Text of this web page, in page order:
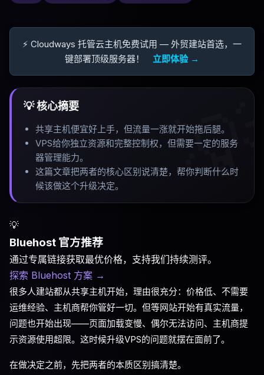
⚡ Cloudways 托管云主机免费试用 — 外贸建站首选，一
键部署顶级服务器！
立即体验 →
💡 核心摘要
共享主机便宜好上手，但流量一涨就开始拖后腿。
VPS给你独立资源和完整控制权，但需要一定的服务
器管理能力。
这篇文章把两者的核心区别说清楚，帮你判断什么时
候该做这个升级决定。
💡
Bluehost 官方推荐
通过专属链接获取最优价格，支持我们持续测评。
探索 Bluehost 方案 →
很多人建站都从共享主机开始，理由很充分：价格低、不需要
运维经验、主机商帮你管好一切。但等网站开始有真实流量，
问题也开始出现——页面加载变慢、偶尔无法访问、主机商提
示资源使用超限。这时候升级VPS的问题就摆在面前了。
在做决定之前，先把两者的本质区别搞清楚。